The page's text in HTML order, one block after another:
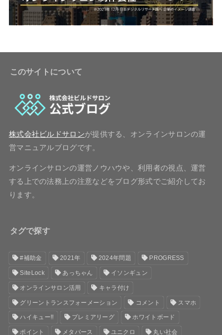
このサイトについて
株式会社ビルドサロンが提供する、オンラインサロンの運
営マニュアルブログです。
オンラインサロンの運営ノウハウや、利用者の視点、運営
する上での法務上の注意などをブログ形式でご紹介してお
ります。
タグで探す
#補助金 2021年 2024年問題 PROGRESS
SiteLock あっちゃん イソンギュン
オンラインサロン活用 キャラ付け
グリーントランスフォーメーション コメント スマホ
ハイキュー!! プレミアリーグ ホワイトボード
ポイント メタバース ユニクロ 丸い社会